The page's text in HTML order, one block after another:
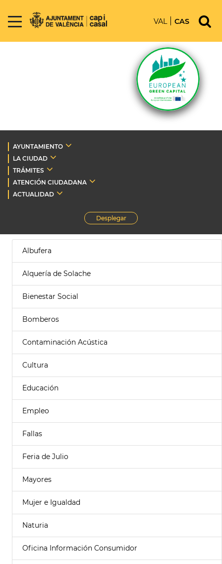
VAL CAS
AYUNTAMIENTO
LA CIUDAD
TRÁMITES
ATENCIÓN CIUDADANA
ACTUALIDAD
Desplegar
Albufera
Alquería de Solache
Bienestar Social
Bomberos
Contaminación Acústica
Cultura
Educación
Empleo
Fallas
Feria de Julio
Mayores
Mujer e Igualdad
Naturia
Oficina Información Consumidor